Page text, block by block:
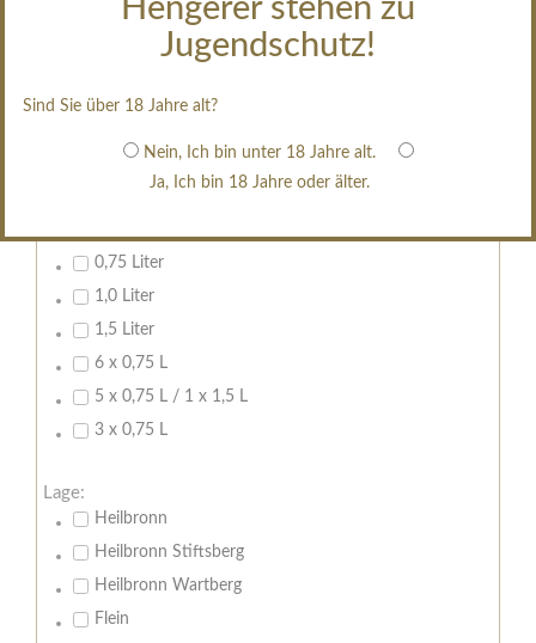
Hengerer stehen zu
Jugendschutz!
Sind Sie über 18 Jahre alt?
Nein, Ich bin unter 18 Jahre alt.
Ja, Ich bin 18 Jahre oder älter.
edelsüß
im Holzfass gereift
erfrischend, nicht zu süß
0,75 Liter
1,0 Liter
1,5 Liter
6 x 0,75 L
5 x 0,75 L / 1 x 1,5 L
3 x 0,75 L
Lage:
Heilbronn
Heilbronn Stiftsberg
Heilbronn Wartberg
Flein